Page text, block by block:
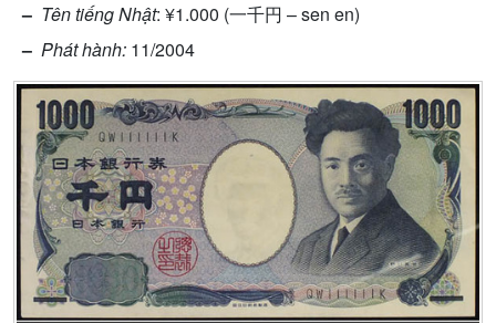
– Tên tiếng Nhật: ¥1.000 (一千円 – sen en)
– Phát hành: 11/2004